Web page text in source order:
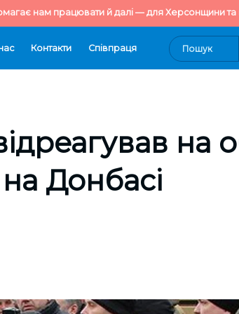
нам працювати й далі — для Херсонщини та
Контакти Cпівпраця
на
Донбасі